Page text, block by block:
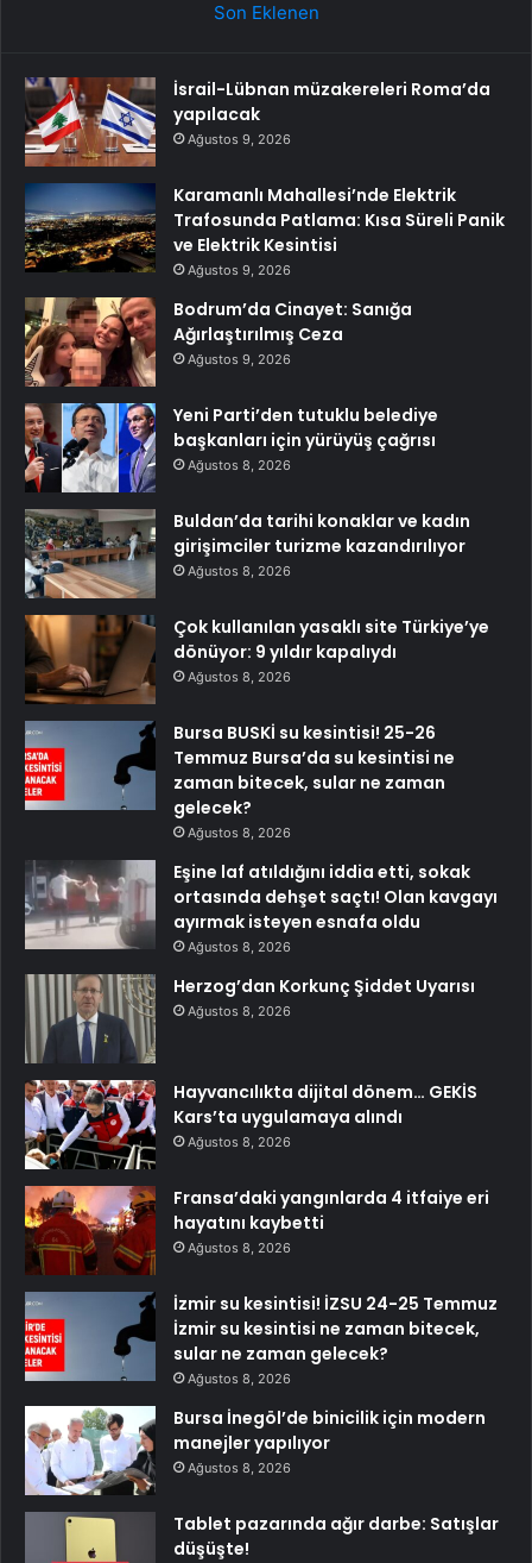
Son Eklenen
İsrail-Lübnan müzakereleri Roma’da
yapılacak
Ağustos 9, 2026
Karamanlı Mahallesi’nde Elektrik
Trafosunda Patlama: Kısa Süreli Panik
ve Elektrik Kesintisi
Ağustos 9, 2026
Bodrum’da Cinayet: Sanığa
Ağırlaştırılmış Ceza
Ağustos 9, 2026
Yeni Parti’den tutuklu belediye
başkanları için yürüyüş çağrısı
Ağustos 8, 2026
Buldan’da tarihi konaklar ve kadın
girişimciler turizme kazandırılıyor
Ağustos 8, 2026
Çok kullanılan yasaklı site Türkiye’ye
dönüyor: 9 yıldır kapalıydı
Ağustos 8, 2026
Bursa BUSKİ su kesintisi! 25-26
Temmuz Bursa’da su kesintisi ne
zaman bitecek, sular ne zaman
gelecek?
Ağustos 8, 2026
Eşine laf atıldığını iddia etti, sokak
ortasında dehşet saçtı! Olan kavgayı
ayırmak isteyen esnafa oldu
Ağustos 8, 2026
Herzog’dan Korkunç Şiddet Uyarısı
Ağustos 8, 2026
Hayvancılıkta dijital dönem… GEKİS
Kars’ta uygulamaya alındı
Ağustos 8, 2026
Fransa’daki yangınlarda 4 itfaiye eri
hayatını kaybetti
Ağustos 8, 2026
İzmir su kesintisi! İZSU 24-25 Temmuz
İzmir su kesintisi ne zaman bitecek,
sular ne zaman gelecek?
Ağustos 8, 2026
Bursa İnegöl’de binicilik için modern
manejler yapılıyor
Ağustos 8, 2026
Tablet pazarında ağır darbe: Satışlar
düşüşte!